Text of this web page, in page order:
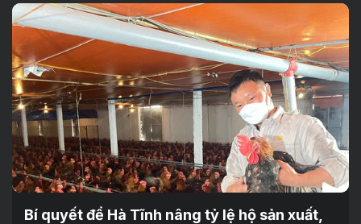
Bí quyết để Hà Tĩnh nâng tỷ lệ hộ sản xuất,